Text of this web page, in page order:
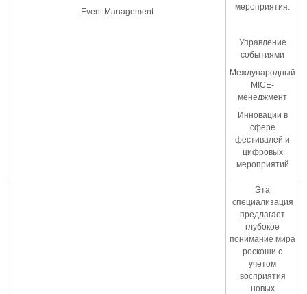
Event Management
мероприятия.
Управление
событиями
Международный
MICE-
менеджмент
Инновации в
сфере
фестивалей и
цифровых
мероприятий
Эта
специализация
предлагает
глубокое
понимание мира
роскоши с
учетом
восприятия
новых